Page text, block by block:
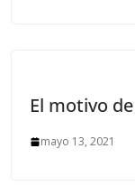
El motivo
mayo 13, 2021